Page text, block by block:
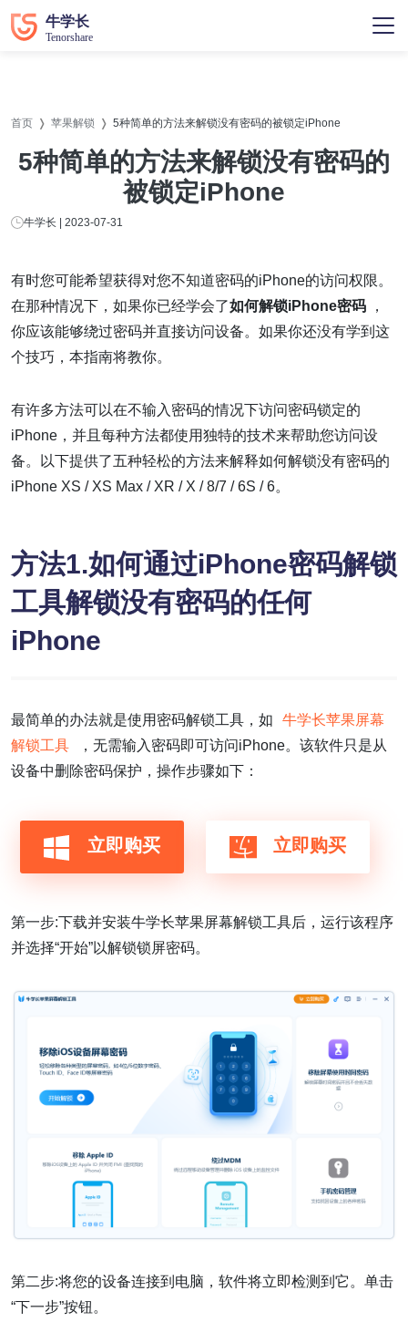
首页 苹果解锁 5种简单的方法来解锁没有密码的被锁定iPhone
5种简单的方法来解锁没有密码的
被锁定iPhone
牛学长 | 2023-07-31
有时您可能希望获得对您不知道密码的iPhone的访问权限。
在那种情况下，如果你已经学会了如何解锁iPhone密码 ，
你应该能够绕过密码并直接访问设备。如果你还没有学到这
个技巧，本指南将教你。
有许多方法可以在不输入密码的情况下访问密码锁定的
iPhone，并且每种方法都使用独特的技术来帮助您访问设
备。以下提供了五种轻松的方法来解释如何解锁没有密码的
iPhone XS / XS Max / XR / X / 8/7 / 6S / 6。
方法1.如何通过iPhone密码解锁
工具解锁没有密码的任何
iPhone
最简单的办法就是使用密码解锁工具，如
牛学长苹果屏幕
解锁工具
，无需输入密码即可访问iPhone。该软件只是从
设备中删除密码保护，操作步骤如下：
立即购买 立即购买
第一步:下载并安装牛学长苹果屏幕解锁工具后，运行该程序
并选择“开始”以解锁锁屏密码。
第二步:将您的设备连接到电脑，软件将立即检测到它。单击
“下一步”按钮。